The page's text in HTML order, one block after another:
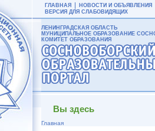
ГЛАВНАЯ
НОВОСТИ И ОБЪЯВЛЕНИЯ
ВЕРСИЯ ДЛЯ СЛАБОВИДЯЩИХ
ЛЕНИНГРАДСКАЯ ОБЛАСТЬ
МУНИЦИПАЛЬНОЕ ОБРАЗОВАНИЕ
КОМИТЕТ ОБРАЗОВАНИЯ
Вы здесь
Главная